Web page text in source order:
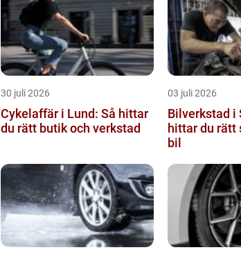
30 juli 2026
Cykelaffär i Lund: Så hittar
du rätt butik och verkstad
03 juli 2026
Bilverkstad i
hittar du rätt
bil